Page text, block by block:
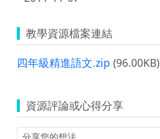
教學資源檔案連結
四年級精進語文.zip (96.00KB)
資源評論或心得分享